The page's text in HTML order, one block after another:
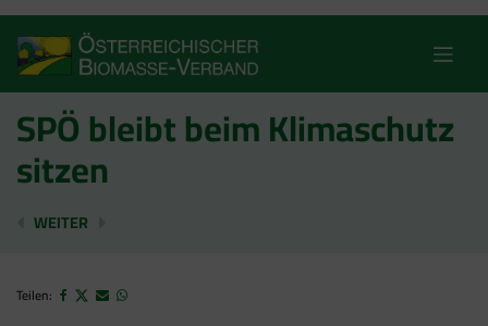
content
SPÖ bleibt beim Klimaschutz
sitzen
BIOMASSE-VERBAND: BLEIBEN WIR BEI DEN FAKTEN!
WEITER
Teilen: